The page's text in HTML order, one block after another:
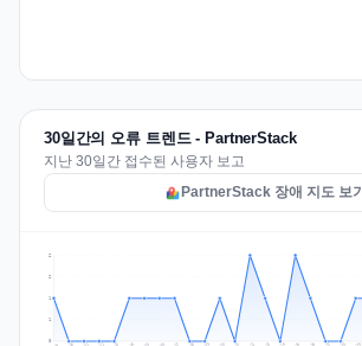
30일간의 오류 트렌드 - PartnerStack
지난 30일간 접수된 사용자 보고
PartnerStack 장애 지도 보기
1
1
2
2